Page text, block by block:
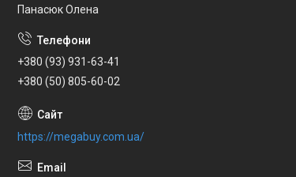
Панасюк Олена
+380 (93) 931-63-41
+380 (50) 805-60-02
https://megabuy.com.ua/